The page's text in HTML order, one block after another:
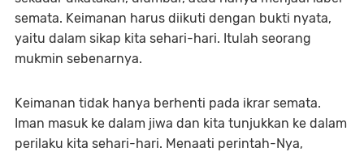
semata. Keimanan harus diikuti dengan bukti nyata,
yaitu dalam sikap kita sehari-hari. Itulah seorang
mukmin sebenarnya.
Keimanan tidak hanya berhenti pada ikrar semata.
Iman masuk ke dalam jiwa dan kita tunjukkan ke dalam
perilaku kita sehari-hari. Menaati perintah-Nya,